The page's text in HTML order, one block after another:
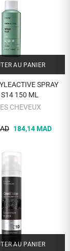
AU PANIER
SPRAY
150 ML
CHEVEUX
184,14 MAD
AU PANIER